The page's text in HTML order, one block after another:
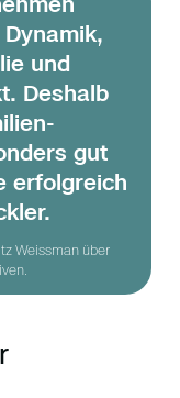
und
Deshalb
gut
erfolgreich
Weissman über